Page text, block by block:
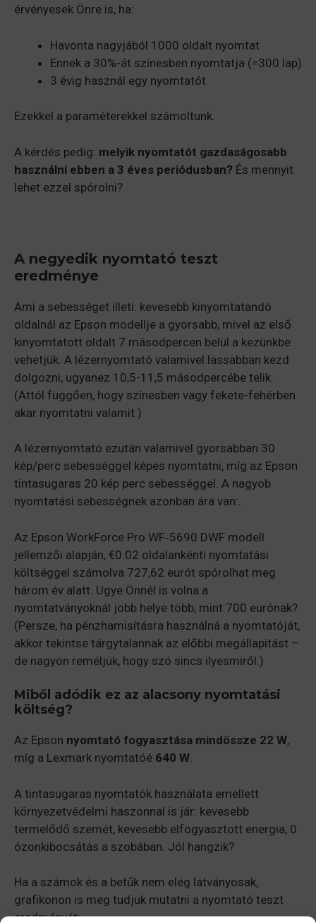
érvényesek Önre is, ha:
Havonta nagyjából 1000 oldalt nyomtat
Ennek a 30%-át színesben nyomtatja (=300 lap)
3 évig használ egy nyomtatót
Ezekkel a paraméterekkel számoltunk.
A kérdés pedig: melyik nyomtatót gazdaságosabb
használni ebben a 3 éves periódusban? És mennyit
lehet ezzel spórolni?
A negyedik nyomtató teszt
eredménye
Ami a sebességet illeti: kevesebb kinyomtatandó
oldalnál az Epson modellje a gyorsabb, mivel az első
kinyomtatott oldalt 7 másodpercen belül a kezünkbe
vehetjük. A lézernyomtató valamivel lassabban kezd
dolgozni, ugyanez 10,5-11,5 másodpercébe telik.
(Attól függően, hogy színesben vagy fekete-fehérben
akar nyomtatni valamit.)
A lézernyomtató ezután valamivel gyorsabban 30
kép/perc sebességgel képes nyomtatni, míg az Epson
tintasugaras 20 kép perc sebességgel. A nagyob
nyomtatási sebességnek azonban ára van:.
Az Epson WorkForce Pro WF‑5690 DWF modell
jellemzői alapján, €0.02 oldalankénti nyomtatási
költséggel számolva 727,62 eurót spórolhat meg
három év alatt. Ugye Önnél is volna a
nyomtatványoknál jobb helye több, mint 700 eurónak?
(Persze, ha pénzhamisításra használná a nyomtatóját,
akkor tekintse tárgytalannak az előbbi megállapítást –
de nagyon reméljük, hogy szó sincs ilyesmiről.)
Miből adódik ez az alacsony nyomtatási
költség?
Az Epson nyomtató fogyasztása mindössze 22 W,
míg a Lexmark nyomtatóé 640 W.
A tintasugaras nyomtatók használata emellett
környezetvédelmi haszonnal is jár: kevesebb
termelődő szemét, kevesebb elfogyasztott energia, 0
ózonkibocsátás a szobában. Jól hangzik?
Ha a számok és a betűk nem elég látványosak,
grafikonon is meg tudjuk mutatni a nyomtató teszt
eredményét: